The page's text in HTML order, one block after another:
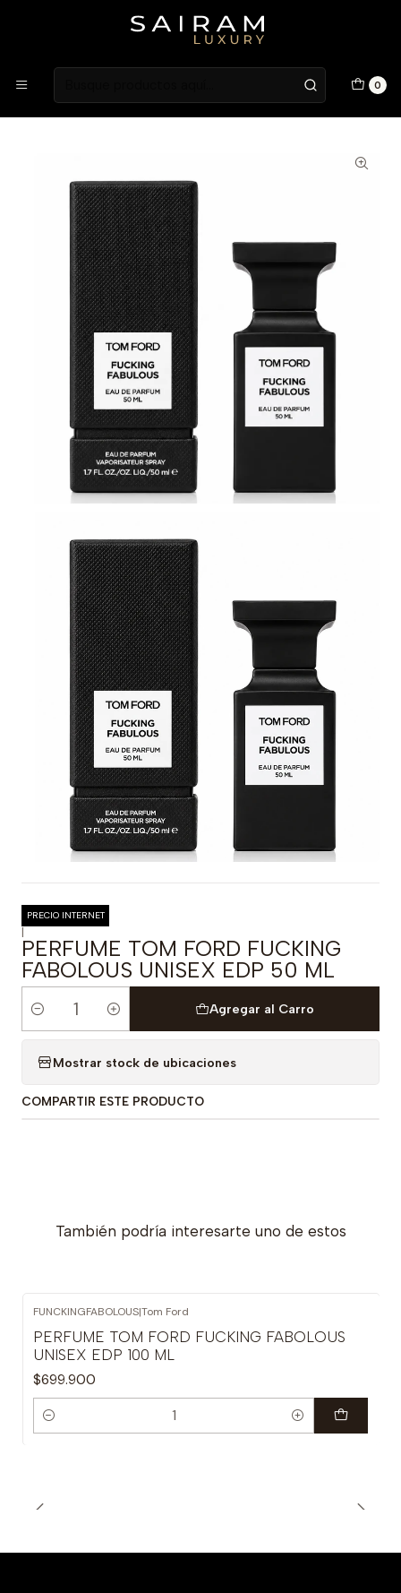
0
Atención en Guardia Vieja 202, Local 1
Inicio Fragancias Fragancias Unisex
PERFUME TOM FORD FUCKING FABOLOUS UNISEX EDP 50
ML
PRECIO INTERNET
|
PERFUME TOM FORD FUCKING
FABOLOUS UNISEX EDP 50 ML
Cantidad
Agregar al Carro
Mostrar stock de ubicaciones
COMPARTIR ESTE PRODUCTO
También podría interesarte uno de estos
FUNCKINGFABOLOUS|Tom Ford
PERFUME TOM FORD FUCKING FABOLOUS
UNISEX EDP 100 ML
$699.900
Cantidad